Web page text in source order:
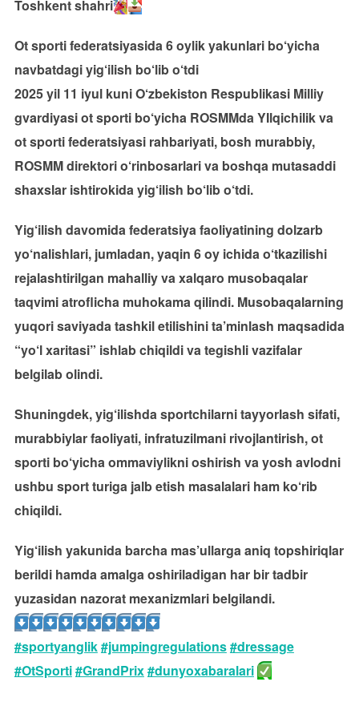
Toshkent shahri
Ot sporti federatsiyasida 6 oylik yakunlari bo‘yicha
navbatdagi yig‘ilish bo‘lib o‘tdi
2025 yil 11 iyul kuni O‘zbekiston Respublikasi Milliy
gvardiyasi ot sporti bo‘yicha ROSMMda YIlqichilik va
ot sporti federatsiyasi rahbariyati, bosh murabbiy,
ROSMM direktori o‘rinbosarlari va boshqa mutasaddi
shaxslar ishtirokida yig‘ilish bo‘lib o‘tdi.
Yig‘ilish davomida federatsiya faoliyatining dolzarb
yo‘nalishlari, jumladan, yaqin 6 oy ichida o‘tkazilishi
rejalashtirilgan mahalliy va xalqaro musobaqalar
taqvimi atroflicha muhokama qilindi. Musobaqalarning
yuqori saviyada tashkil etilishini ta’minlash maqsadida
“yo‘l xaritasi” ishlab chiqildi va tegishli vazifalar
belgilab olindi.
Shuningdek, yig‘ilishda sportchilarni tayyorlash sifati,
murabbiylar faoliyati, infratuzilmani rivojlantirish, ot
sporti bo‘yicha ommaviylikni oshirish va yosh avlodni
ushbu sport turiga jalb etish masalalari ham ko‘rib
chiqildi.
Yig‘ilish yakunida barcha mas’ullarga aniq topshiriqlar
berildi hamda amalga oshiriladigan har bir tadbir
yuzasidan nazorat mexanizmlari belgilandi.
#sportyanglik#jumpingregulations#dressage
#OtSporti#GrandPrix#dunyoxabaralari